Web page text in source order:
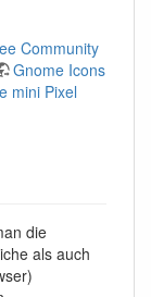
Community
Gnome Icons
mini Pixel
die
als auch